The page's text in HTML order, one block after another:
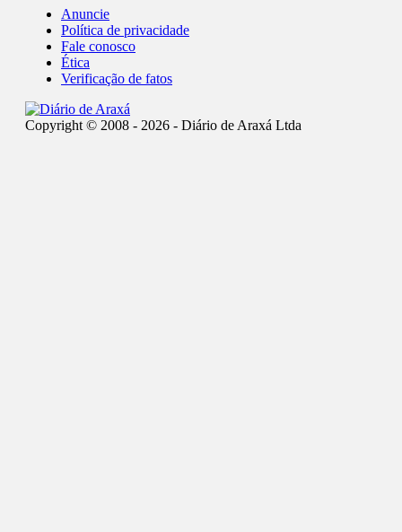
Anuncie
Política de privacidade
Fale conosco
Ética
Verificação de fatos
Copyright © 2008 - 2026 - Diário de Araxá Ltda